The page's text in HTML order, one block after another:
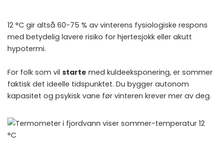
12 °C gir altså 60-75 % av vinterens fysiologiske respons
med betydelig lavere risiko for hjertesjokk eller akutt
hypotermi.
For folk som vil starte med kuldeeksponering, er sommer
faktisk det ideelle tidspunktet. Du bygger autonom
kapasitet og psykisk vane før vinteren krever mer av deg.